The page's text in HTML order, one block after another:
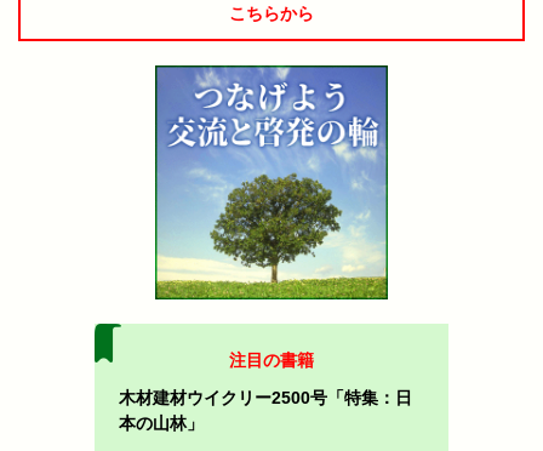
こちらから
注目の書籍
木材建材ウイクリー2500号「特集：日
本の山林」